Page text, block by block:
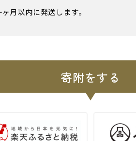
月以内に発送します。
寄附をする